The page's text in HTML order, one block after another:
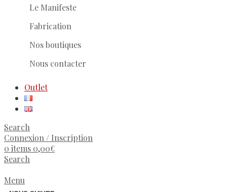
Le Manifeste
Fabrication
Nos boutiques
Nous contacter
Outlet
Search
Connexion / Inscription
0 items 0,00€
Search
Menu